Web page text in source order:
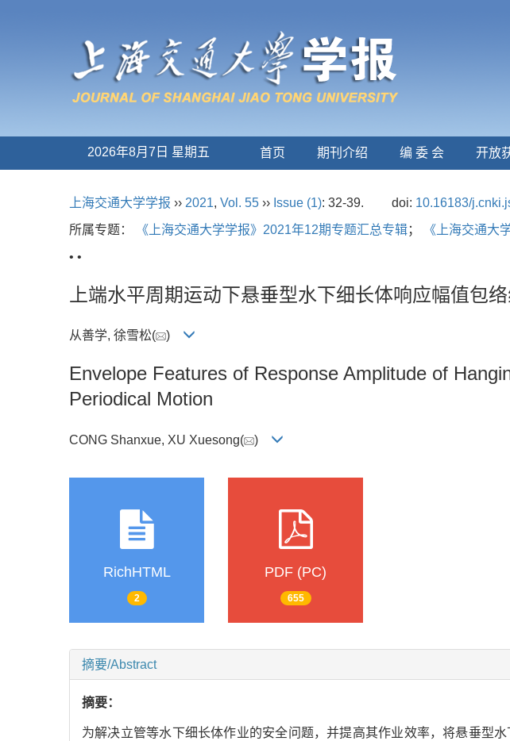
2026年8月7日 星期五 首页 期刊介绍 编 委 会 开放
上海交通大学学报 ›› 2021, Vol. 55 ›› Issue (1): 32-39. doi: 10.16183/
所属专题：
《上海交通大学学报》2021年12期专题汇总专辑；
《上海交通大
• •
上端水平周期运动下悬垂型水下细长体响应幅值包
从善学, 徐雪松( )
Envelope Features of Response Amplitude of
Periodical Motion
CONG Shanxue, XU Xuesong( )
RichHTML
2
PDF (PC)
655
摘要/Abstract
摘要：
为解决立管等水下细长体作业的安全问题，并提高其作业效率，将悬垂型